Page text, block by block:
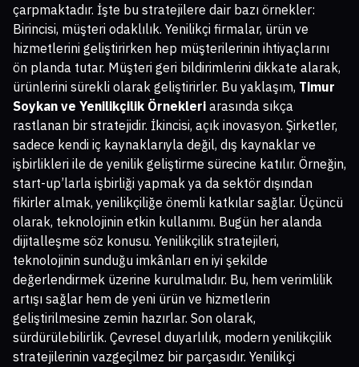
çarpmaktadır. İşte bu stratejilere dair bazı örnekler:
Birincisi, müşteri odaklılık. Yenilikçi firmalar, ürün ve
hizmetlerini geliştirirken hep müşterilerinin ihtiyaçlarını
ön planda tutar. Müşteri geri bildirimlerini dikkate alarak,
ürünlerini sürekli olarak geliştirirler. Bu yaklaşım, Timur
Soykan ve Yenilikçilik Örnekleri arasında sıkça
rastlanan bir stratejidir. İkincisi, açık inovasyon. Şirketler,
sadece kendi iç kaynaklarıyla değil, dış kaynaklar ve
işbirlikleri ile de yenilik geliştirme sürecine katılır. Örneğin,
start-up’larla işbirliği yapmak ya da sektör dışından
fikirler almak, yenilikçiliğe önemli katkılar sağlar. Üçüncü
olarak, teknolojinin etkin kullanımı. Bugün her alanda
dijitalleşme söz konusu. Yenilikçilik stratejileri,
teknolojinin sunduğu imkânları en iyi şekilde
değerlendirmek üzerine kurulmalıdır. Bu, hem verimlilik
artışı sağlar hem de yeni ürün ve hizmetlerin
geliştirilmesine zemin hazırlar. Son olarak,
sürdürülebilirlik. Çevresel duyarlılık, modern yenilikçilik
stratejilerinin vazgeçilmez bir parçasıdır. Yenilikçi